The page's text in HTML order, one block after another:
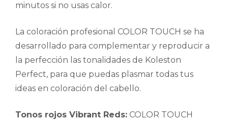
minutos si no usas calor.
La coloración profesional COLOR TOUCH se ha
desarrollado para complementar y reproducir a
la perfección las tonalidades de Koleston
Perfect, para que puedas plasmar todas tus
ideas en coloración del cabello.
Tonos rojos Vibrant Reds: COLOR TOUCH